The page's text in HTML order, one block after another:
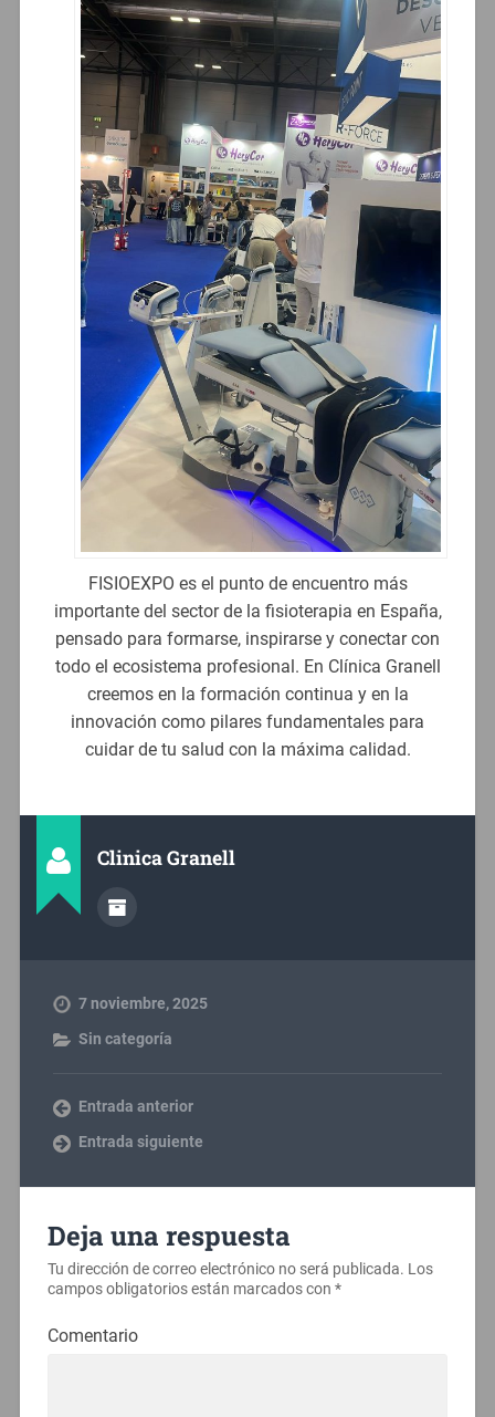
FISIOEXPO es el punto de encuentro más
importante del sector de la fisioterapia en España,
pensado para formarse, inspirarse y conectar con
todo el ecosistema profesional. En Clínica Granell
creemos en la formación continua y en la
innovación como pilares fundamentales para
cuidar de tu salud con la máxima calidad.
Clinica Granell
7 noviembre, 2025
Sin categoría
Entrada anterior
Entrada siguiente
Deja una respuesta
Tu dirección de correo electrónico no será publicada. Los
campos obligatorios están marcados con *
Comentario